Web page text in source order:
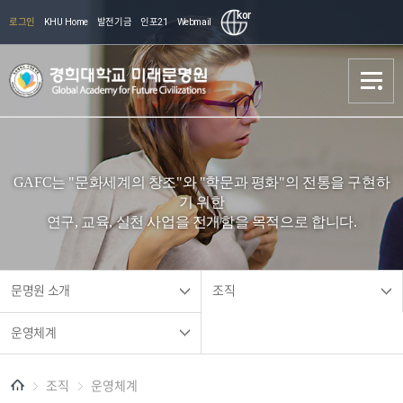
로그인 KHU Home 발전기금 인포21 Webmail
kor
문명원 소개
학술기획
교류협력
교육 장학
문명원 소개
학술기획
교류협력
교육 장학
GAFC는 "문화세계의 창조"와 "학문과 평화"의 전통을 구현하
기 위한
연구, 교육, 실천 사업을 전개함을 목적으로 합니다.
문명원 소개 조직
운영체계
조직 운영체계